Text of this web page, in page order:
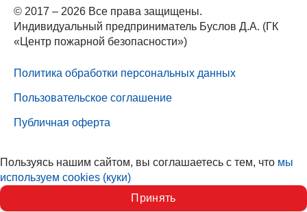
© 2017 – 2026 Все права защищены.
Индивидуальный предприниматель Буслов Д.А. (ГК
«Центр пожарной безопасности»)
Политика обработки персональных данных
Пользовательское соглашение
Публичная оферта
Пользуясь нашим сайтом, вы соглашаетесь с тем, что мы
используем cookies (куки)
Принять